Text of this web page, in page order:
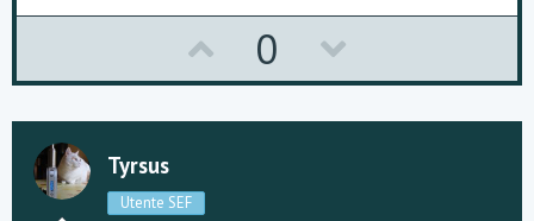
p
v
0
o
w
Tyrsus
Utente SEF